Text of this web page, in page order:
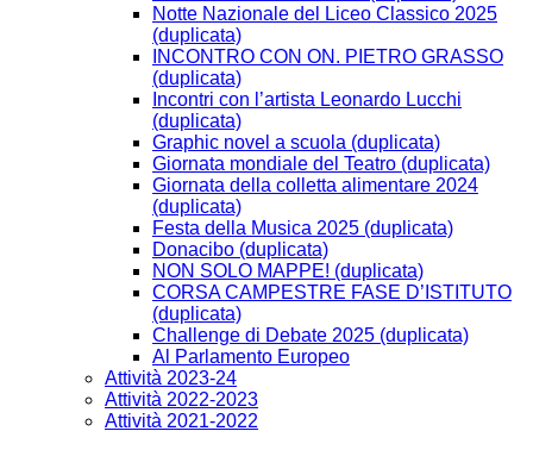
Notte Nazionale del Liceo Classico 2025
(duplicata)
INCONTRO CON ON. PIETRO GRASSO
(duplicata)
Incontri con l’artista Leonardo Lucchi
(duplicata)
Graphic novel a scuola (duplicata)
Giornata mondiale del Teatro (duplicata)
Giornata della colletta alimentare 2024
(duplicata)
Festa della Musica 2025 (duplicata)
Donacibo (duplicata)
NON SOLO MAPPE! (duplicata)
CORSA CAMPESTRE FASE D’ISTITUTO
(duplicata)
Challenge di Debate 2025 (duplicata)
Al Parlamento Europeo
Attività 2023-24
Attività 2022-2023
Attività 2021-2022